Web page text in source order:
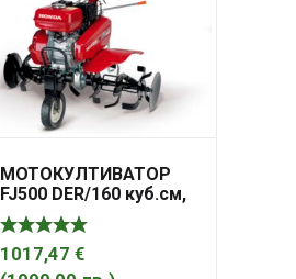
МОТОКУЛТИВАТОР
FJ500 DER/160 куб.см,
35-63-90 см, 2
предавки напред, 1
предавка назад,
транспортно колело
1017,47€